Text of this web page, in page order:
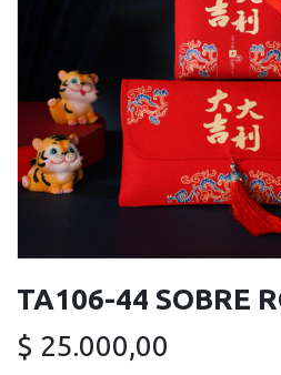
TA106-44 SOBRE
$ 25.000,00